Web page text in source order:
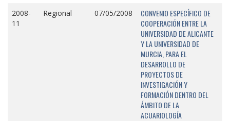
2008-
11
Regional 07/05/2008
CONVENIO ESPECÍFICO DE
COOPERACIÓN ENTRE LA
UNIVERSIDAD DE ALICANTE
Y LA UNIVERSIDAD DE
MURCIA, PARA EL
DESARROLLO DE
PROYECTOS DE
INVESTIGACIÓN Y
FORMACIÓN DENTRO DEL
ÁMBITO DE LA
ACUARIOLOGÍA